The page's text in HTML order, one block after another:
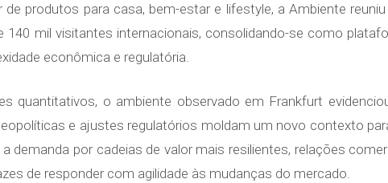
produtos para casa, bem-estar e lifestyle, a Ambiente
140 mil visitantes internacionais, consolidando-se como
econômica e regulatória.
quantitativos, o ambiente observado em Frankfurt
e ajustes regulatórios moldam um novo contexto
demanda por cadeias de valor mais resilientes, relações
de responder com agilidade às mudanças do mercado.